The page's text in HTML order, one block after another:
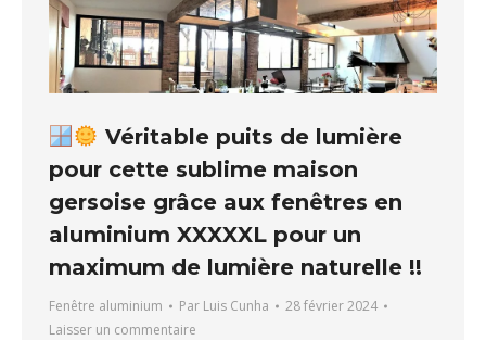
Véritable puits de lumière
pour cette sublime maison
gersoise grâce aux fenêtres en
aluminium XXXXXL pour un
maximum de lumière naturelle !!
Fenêtre aluminium Par Luis Cunha
28 février 2024
Laisser un commentaire